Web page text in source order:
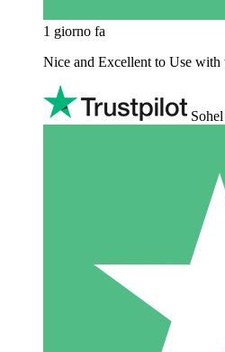
1 giorno fa
Nice and Excellent to Use with